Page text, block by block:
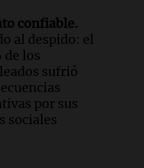
confiable.
al despido: el
de los
sufrió
por sus
sociales